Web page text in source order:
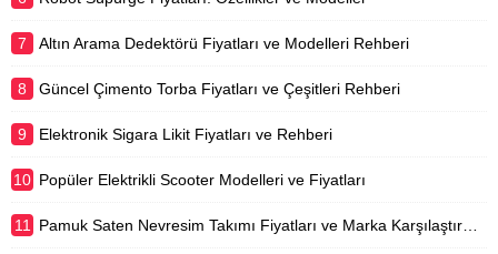
7 Altın Arama Dedektörü Fiyatları ve Modelleri Rehberi
8 Güncel Çimento Torba Fiyatları ve Çeşitleri Rehberi
9 Elektronik Sigara Likit Fiyatları ve Rehberi
10 Popüler Elektrikli Scooter Modelleri ve Fiyatları
11 Pamuk Saten Nevresim Takımı Fiyatları ve Marka Karşılaştırması